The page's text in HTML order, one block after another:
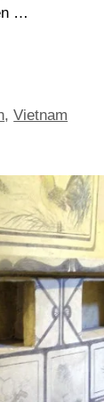
…
,Vietnam